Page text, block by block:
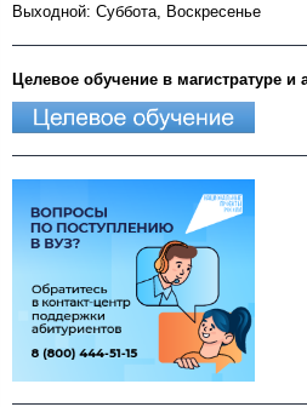
Выходной: Суббота, Воскресенье
Целевое обучение в магистратуре и